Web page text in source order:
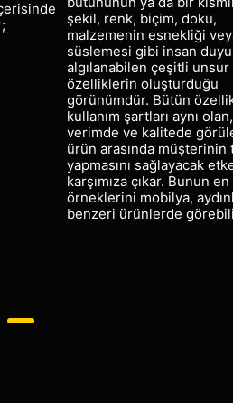
şekil, renk, biçim, doku,
malzemenin esnekliği
süslemesi gibi insan
algılanabilen çeşitli unsur
özelliklerin oluşturduğu
görünümdür. Bütün
kullanım şartları aynı
verimde ve kalitede
ürün arasında müşterinin
yapmasını sağlayacak
karşımıza çıkar. Bunun
örneklerini mobilya,
benzeri ürünlerde